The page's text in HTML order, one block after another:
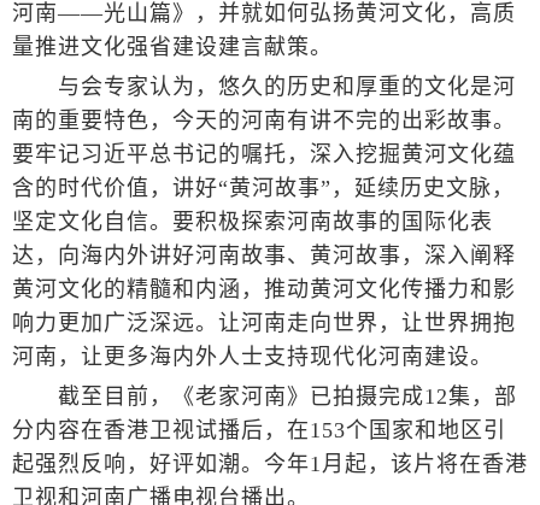
河南——光山篇》，并就如何弘扬黄河文化，高质
量推进文化强省建设建言献策。
与会专家认为，悠久的历史和厚重的文化是河
南的重要特色，今天的河南有讲不完的出彩故事。
要牢记习近平总书记的嘱托，深入挖掘黄河文化蕴
含的时代价值，讲好“黄河故事”，延续历史文脉，
坚定文化自信。要积极探索河南故事的国际化表
达，向海内外讲好河南故事、黄河故事，深入阐释
黄河文化的精髓和内涵，推动黄河文化传播力和影
响力更加广泛深远。让河南走向世界，让世界拥抱
河南，让更多海内外人士支持现代化河南建设。
截至目前，《老家河南》已拍摄完成12集，部
分内容在香港卫视试播后，在153个国家和地区引
起强烈反响，好评如潮。今年1月起，该片将在香港
卫视和河南广播电视台播出。